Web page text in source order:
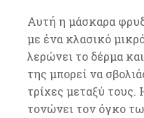
Αυτή η μάσκαρα
με ένα κλασικό
λερώνει το δέρμα
της μπορεί να
τρίχες μεταξύ
τονώνει τον όγκο